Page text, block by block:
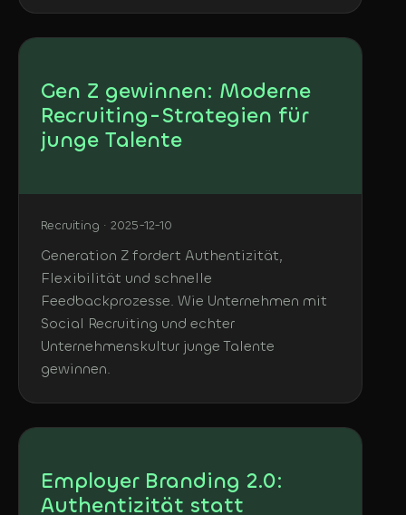
Gen Z gewinnen: Moderne
Recruiting-Strategien für
junge Talente
Recruiting · 2025-12-10
Generation Z fordert Authentizität,
Flexibilität und schnelle
Feedbackprozesse. Wie Unternehmen mit
Social Recruiting und echter
Unternehmenskultur junge Talente
gewinnen.
Employer Branding 2.0:
Authentizität statt